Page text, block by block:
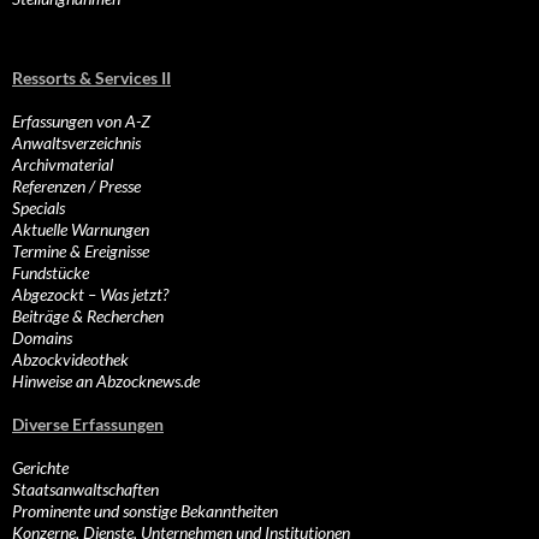
Ressorts & Services II
Erfassungen von A-Z
Anwaltsverzeichnis
Archivmaterial
Referenzen / Presse
Specials
Aktuelle Warnungen
Termine & Ereignisse
Fundstücke
Abgezockt – Was jetzt?
Beiträge & Recherchen
Domains
Abzockvideothek
Hinweise an Abzocknews.de
Diverse Erfassungen
Gerichte
Staatsanwaltschaften
Prominente und sonstige Bekanntheiten
Konzerne, Dienste, Unternehmen und Institutionen